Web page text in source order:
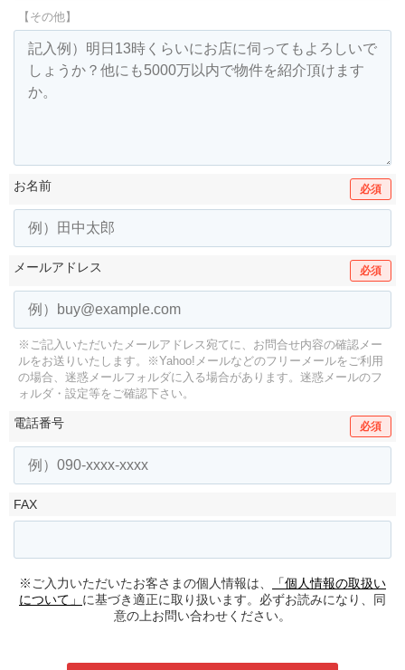
【その他】
お名前 必須
メールアドレス 必須
※ご記入いただいたメールアドレス宛てに、お問合せ内容の確認メー
ルをお送りいたします。
※Yahoo!メールなどのフリーメールをご利用
の場合、迷惑メールフォルダに入る場合があります。 迷惑メールのフ
ォルダ・設定等をご確認下さい。
電話番号 必須
FAX
※ご入力いただいたお客さまの個人情報は、
「個人情報の取扱い
について」 に基づき適正に取り扱います。必ずお読みになり、同
意の上お問い合わせください。